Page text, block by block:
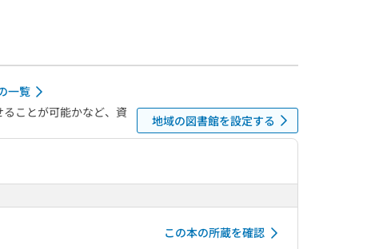
一覧
ことが可能かなど、資
地域の図書館を設定する
この本の所蔵を確認